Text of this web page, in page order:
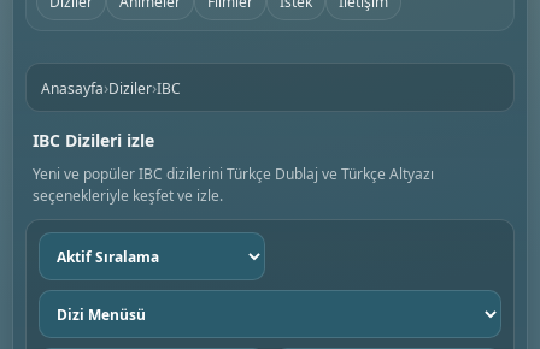
Anasayfa›Diziler›IBC
IBC Dizileri izle
Yeni ve popüler IBC dizilerini Türkçe Dublaj ve Türkçe Altyazı
seçenekleriyle keşfet ve izle.
Sıralama
seç
Dizi
menüsü